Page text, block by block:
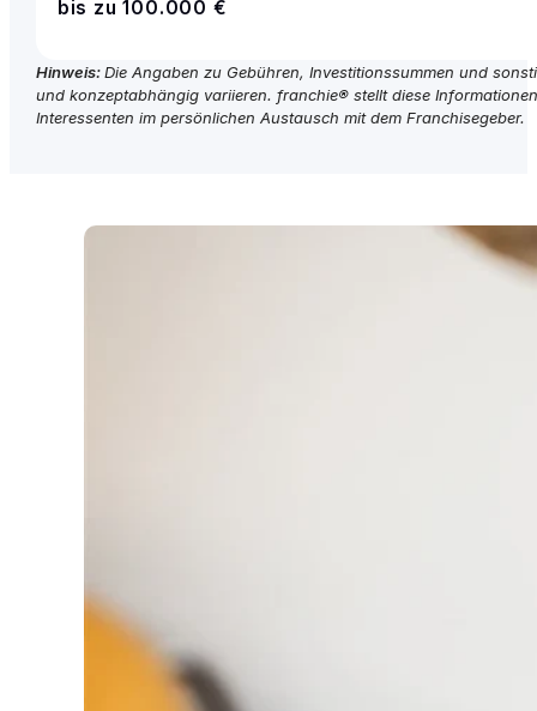
bis zu 100.000 €
Hinweis:Die Angaben zu Gebühren, Investitionssummen und
und konzeptabhängig variieren. franchie® stellt diese
Interessenten im persönlichen Austausch mit dem Franchisegeber.